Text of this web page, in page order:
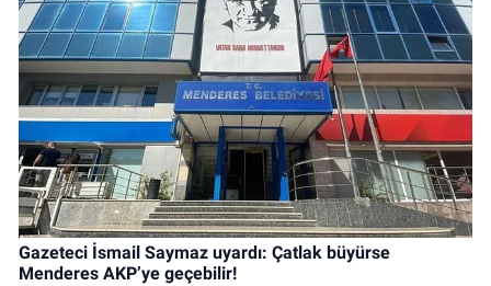
Gazeteci İsmail Saymaz uyardı: Çatlak büyürse
Menderes AKP’ye geçebilir!